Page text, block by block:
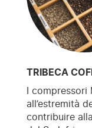
TRIBECA
I
all’estremità
contribuire